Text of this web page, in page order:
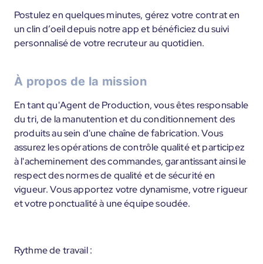
Postulez en quelques minutes, gérez votre contrat en
un clin d’oeil depuis notre app et bénéficiez du suivi
personnalisé de votre recruteur au quotidien.
À propos de la mission
En tant qu'Agent de Production, vous êtes responsable
du tri, de la manutention et du conditionnement des
produits au sein d'une chaîne de fabrication. Vous
assurez les opérations de contrôle qualité et participez
à l'acheminement des commandes, garantissant ainsi le
respect des normes de qualité et de sécurité en
vigueur. Vous apportez votre dynamisme, votre rigueur
et votre ponctualité à une équipe soudée.
Rythme de travail :